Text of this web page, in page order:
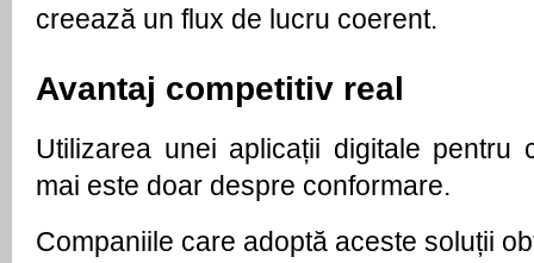
creează un flux de lucru coerent.
Avantaj competitiv real
Utilizarea unei aplicații digitale pentru
mai este doar despre conformare.
Companiile care adoptă aceste soluții